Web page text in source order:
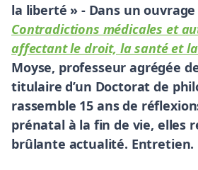
la liberté » - Dans un
Contradictions médicales et
affectant le droit, la santé et
Moyse, professeur agrégée
titulaire d’un Doctorat de
rassemble 15 ans de
prénatal à la fin de vie, elles
brûlante actualité. Entretien.